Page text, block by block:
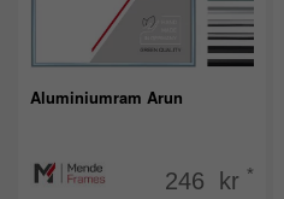
Aluminiumram Arun
246 kr *